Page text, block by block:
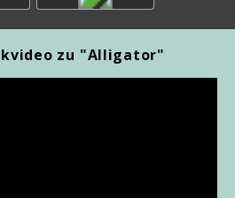
zu "Alligator"